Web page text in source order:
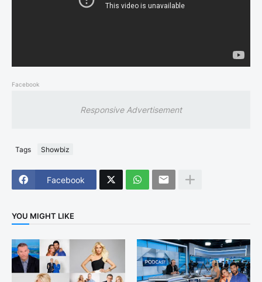
Facebook
Responsive Advertisement
Tags Showbiz
Facebook
YOU MIGHT LIKE